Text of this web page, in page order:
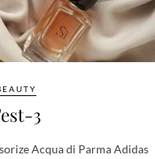
3
Acqua di Parma Adidas